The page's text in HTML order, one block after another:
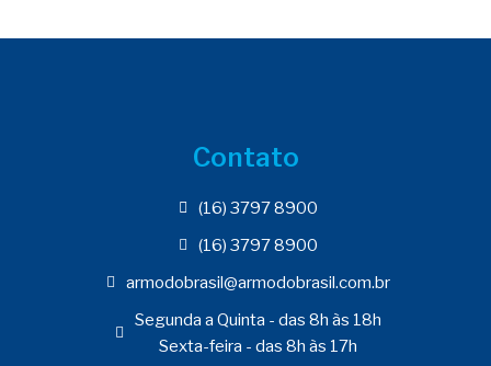
Contato
(16) 3797 8900
(16) 3797 8900
armodobrasil@armodobrasil.com.br
Segunda a Quinta - das 8h às 18h
Sexta-feira - das 8h às 17h